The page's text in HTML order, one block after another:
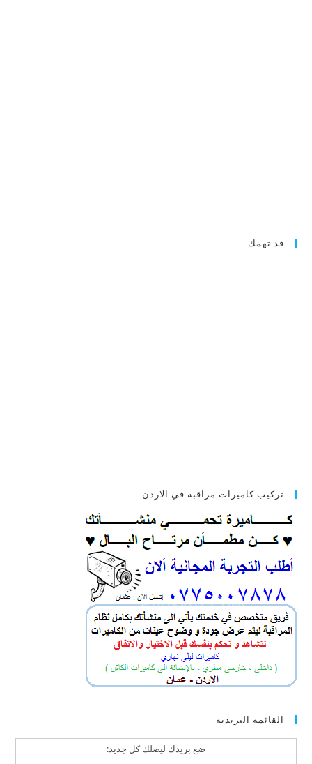
قد تهمك
تركيب كاميرات مراقبة في الاردن
القائمه البريديه
ضع بريدك ليصلك كل جديد: